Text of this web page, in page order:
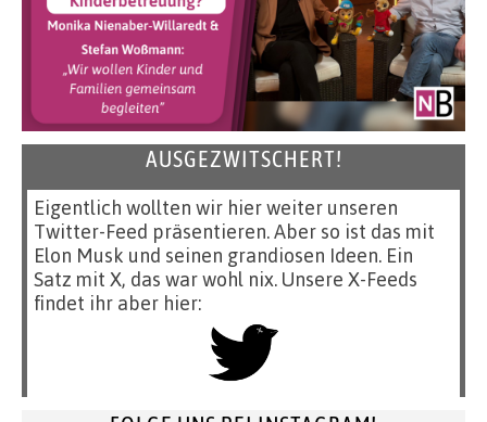
AUSGEZWITSCHERT!
Eigentlich wollten wir hier weiter unseren
Twitter-Feed präsentieren. Aber so ist das mit
Elon Musk und seinen grandiosen Ideen. Ein
Satz mit X, das war wohl nix. Unsere X-Feeds
findet ihr aber hier: